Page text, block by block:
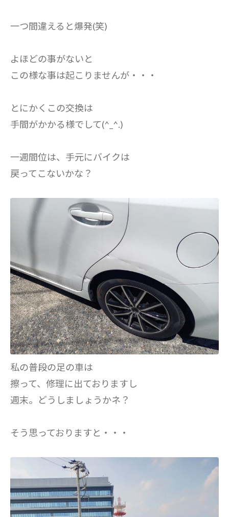
一つ間違えると爆発(笑)
よほどの事がないと
この様な事は起こりませんが・・・
とにかくこの交換は
手間がかかる様でして(^_^.)
一週間位は、手元にバイクは
戻ってこないかな？
私の普段の足の車は
擦って、修理に出ておりますし
週末。どうしましょうかネ？
そう思っておりますと・・・